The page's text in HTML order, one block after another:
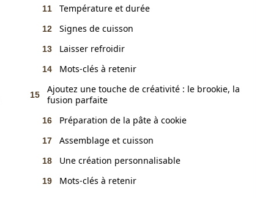
Température et durée
Signes de cuisson
Laisser refroidir
Mots-clés à retenir
Ajoutez une touche de créativité : le brookie, la
fusion parfaite
Préparation de la pâte à cookie
Assemblage et cuisson
Une création personnalisable
Mots-clés à retenir